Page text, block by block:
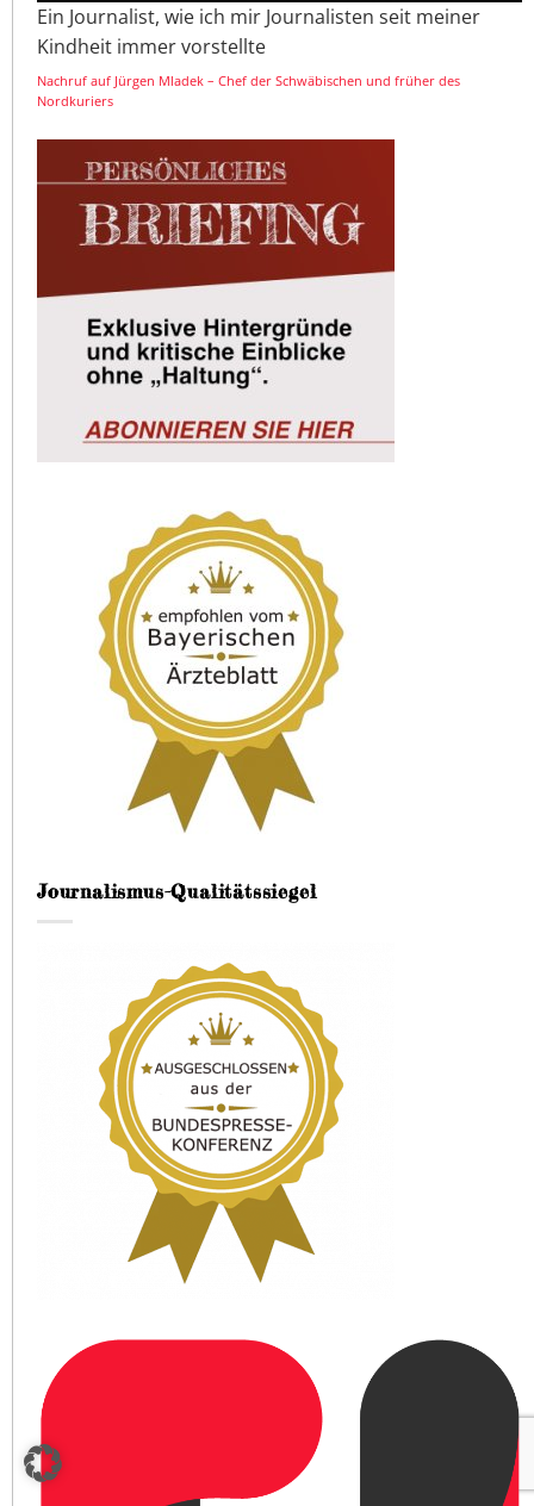
Ein Journalist, wie ich mir Journalisten seit meiner
Kindheit immer vorstellte
Nachruf auf Jürgen Mladek – Chef der Schwäbischen und früher des
Nordkuriers
Journalismus-Qualitätssiegel